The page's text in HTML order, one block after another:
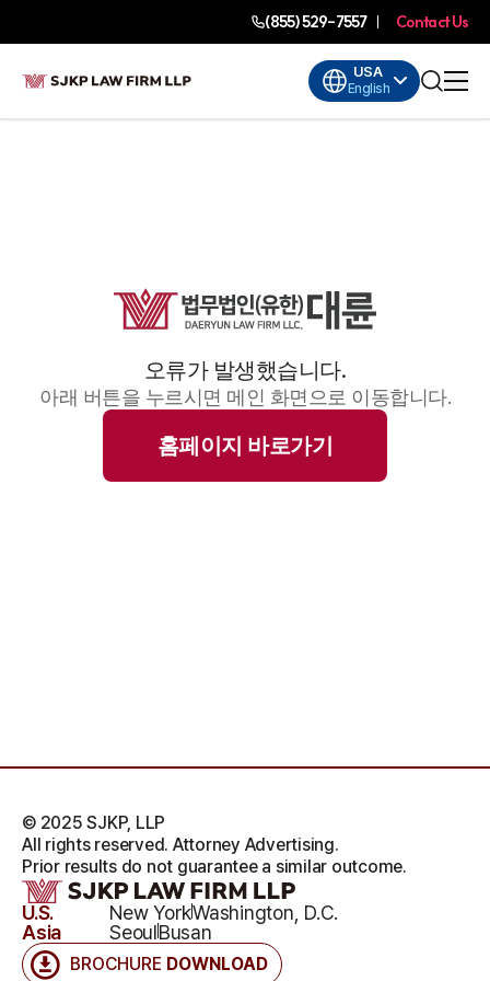
(855) 529-7557 Contact Us
USA
English
오류가 발생했습니다.
아래 버튼을 누르시면 메인 화면으로 이동합니다.
홈페이지 바로가기
BROCHURE DOWNLOAD
U.S. New YorkWashington, D.C.
Asia
SeoulBusan
© 2025 SJKP, LLP
All rights reserved. Attorney Advertising.
Prior results do not guarantee a similar outcome.